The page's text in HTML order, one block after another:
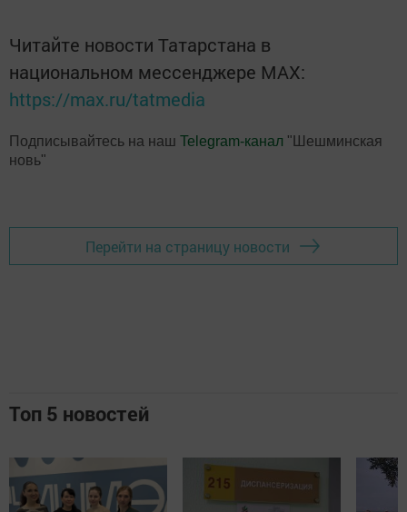
Читайте новости Татарстана в
национальном мессенджере MАХ:
https://max.ru/tatmedia
Подписывайтесь на наш Telegram-канал "Шешминская
новь"
Перейти на страницу новости
Топ 5 новостей